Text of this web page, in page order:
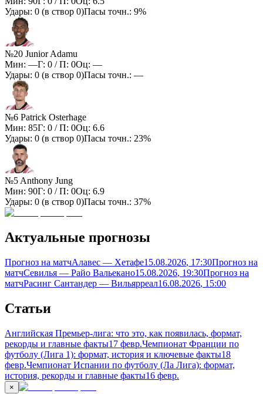
Удары: 0 (в створ 0)Пасы точн.: 9%
№20 Junior Adamu
Мин: —Г: 0 / П: 0Оц: —
Удары: 0 (в створ 0)Пасы точн.: —
№6 Patrick Osterhage
Мин: 85Г: 0 / П: 0Оц: 6.6
Удары: 0 (в створ 0)Пасы точн.: 23%
№5 Anthony Jung
Мин: 90Г: 0 / П: 0Оц: 6.9
Удары: 0 (в створ 0)Пасы точн.: 37%
Актуальные прогнозы
Прогноз на матчАлавес — Хетафе15.08.2026, 17:30Прогноз на
матчСевилья — Райо Вальекано15.08.2026, 19:30Прогноз на
матчРасинг Сантандер — Вильярреал16.08.2026, 15:00
Статьи
Английская Премьер-лига: что это, как появилась, формат,
рекорды и главные факты17 февр.Чемпионат Франции по
футболу (Лига 1): формат, история и ключевые факты18
февр.Чемпионат Испании по футболу (Ла Лига): формат,
история, рекорды и главные факты16 февр.
×